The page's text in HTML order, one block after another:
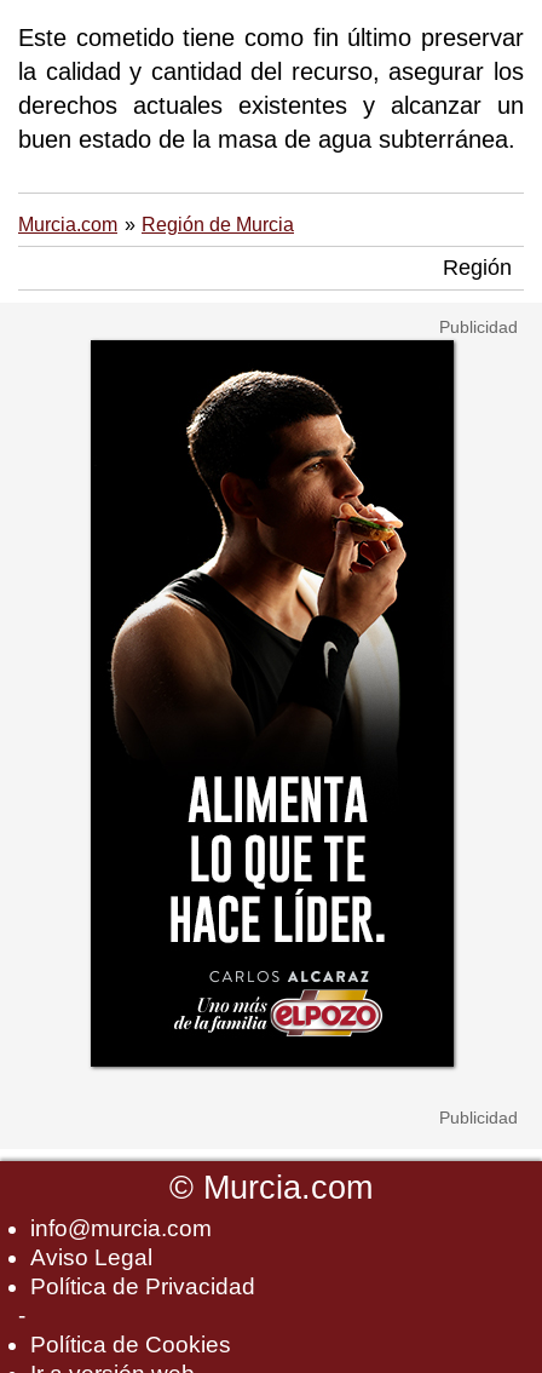
Este cometido tiene como fin último preservar
la calidad y cantidad del recurso, asegurar los
derechos actuales existentes y alcanzar un
buen estado de la masa de agua subterránea.
Murcia.com Región de Murcia
Región
© Murcia.com
info@murcia.com
Aviso Legal
Política de Privacidad
-
Política de Cookies